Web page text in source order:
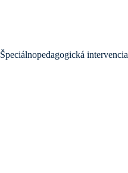
Špeciálnopedagogická intervencia